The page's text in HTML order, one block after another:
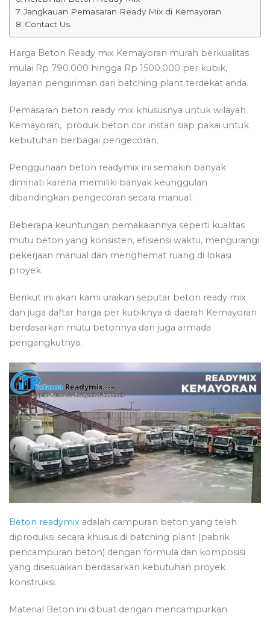
Jangkauan Pemasaran Ready Mix di Kemayoran
Contact Us
Harga Beton Ready mix Kemayoran murah berkualitas
mulai Rp 790.000 hingga Rp 1500.000 per kubik,
layanan pengiriman dari batching plant terdekat anda.
Pemasaran beton ready mix khususnya untuk wilayah
Kemayoran, produk beton cor instan siap pakai untuk
kebutuhan berbagai pengecoran.
Penggunaan beton readymix ini semakin banyak
diminati karena memiliki banyak keunggulan
dibandingkan pengecoran secara manual.
Beberapa keuntungan pemakaiannya seperti kualitas
mutu beton yang konsisten, efisiensi waktu, mengurangi
pekerjaan manual dan menghemat ruang di lokasi
proyek.
Berikut ini akan kami uraikan seputar beton ready mix
dan juga daftar harga per kubiknya di daerah Kemayoran
berdasarkan mutu betonnya dan juga armada
pengangkutnya.
Beton readymix adalah campuran beton yang telah
diproduksi secara khusus di batching plant (pabrik
pencampuran beton) dengan formula dan komposisi
yang disesuaikan berdasarkan kebutuhan proyek
konstruksi.
Material Beton ini dibuat dengan mencampurkan